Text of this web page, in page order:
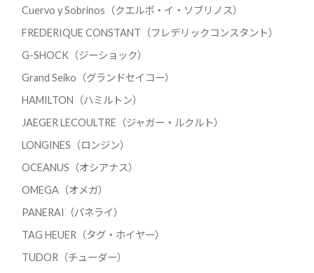
Cuervo y Sobrinos（クエルボ・イ・ソブリノス）
FREDERIQUE CONSTANT（フレデリックコンスタント）
G-SHOCK（ジーショック）
Grand Seiko（グランドセイコー）
HAMILTON（ハミルトン）
JAEGER LECOULTRE（ジャガー・ルクルト）
LONGINES（ロンジン）
OCEANUS（オシアナス）
OMEGA（オメガ）
PANERAI（パネライ）
TAG HEUER（タグ・ホイヤー）
TUDOR（チューダー）